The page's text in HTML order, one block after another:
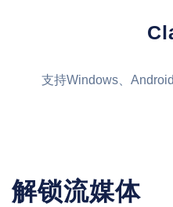
支持Windows、
解锁流媒体